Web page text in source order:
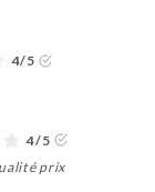
4/5
4/5
prix